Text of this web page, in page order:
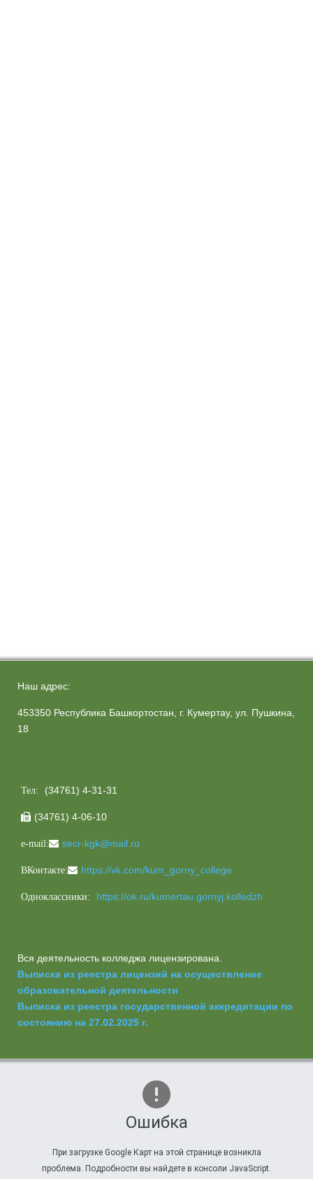
Наш адрес:
453350 Республика Башкортостан, г. Кумертау, ул. Пушкина,
18
Тел: (34761) 4-31-31
 (34761) 4-06-10
e-mail: secr-kgk@mail.ru
ВКонтакте: https://vk.com/kum_gorny_college
Одноклассники: https://ok.ru/kumertau.gornyj.kolledzh
Вся деятельность колледжа лицензирована.
Выписка из реестра лицензий на осуществление
образовательной деятельности
Выписка из реестра государственной аккредитации по
состоянию на 27.02.2025 г.
Ошибка
При загрузке Google Карт на этой странице возникла
проблема. Подробности вы найдете в консоли JavaScript.